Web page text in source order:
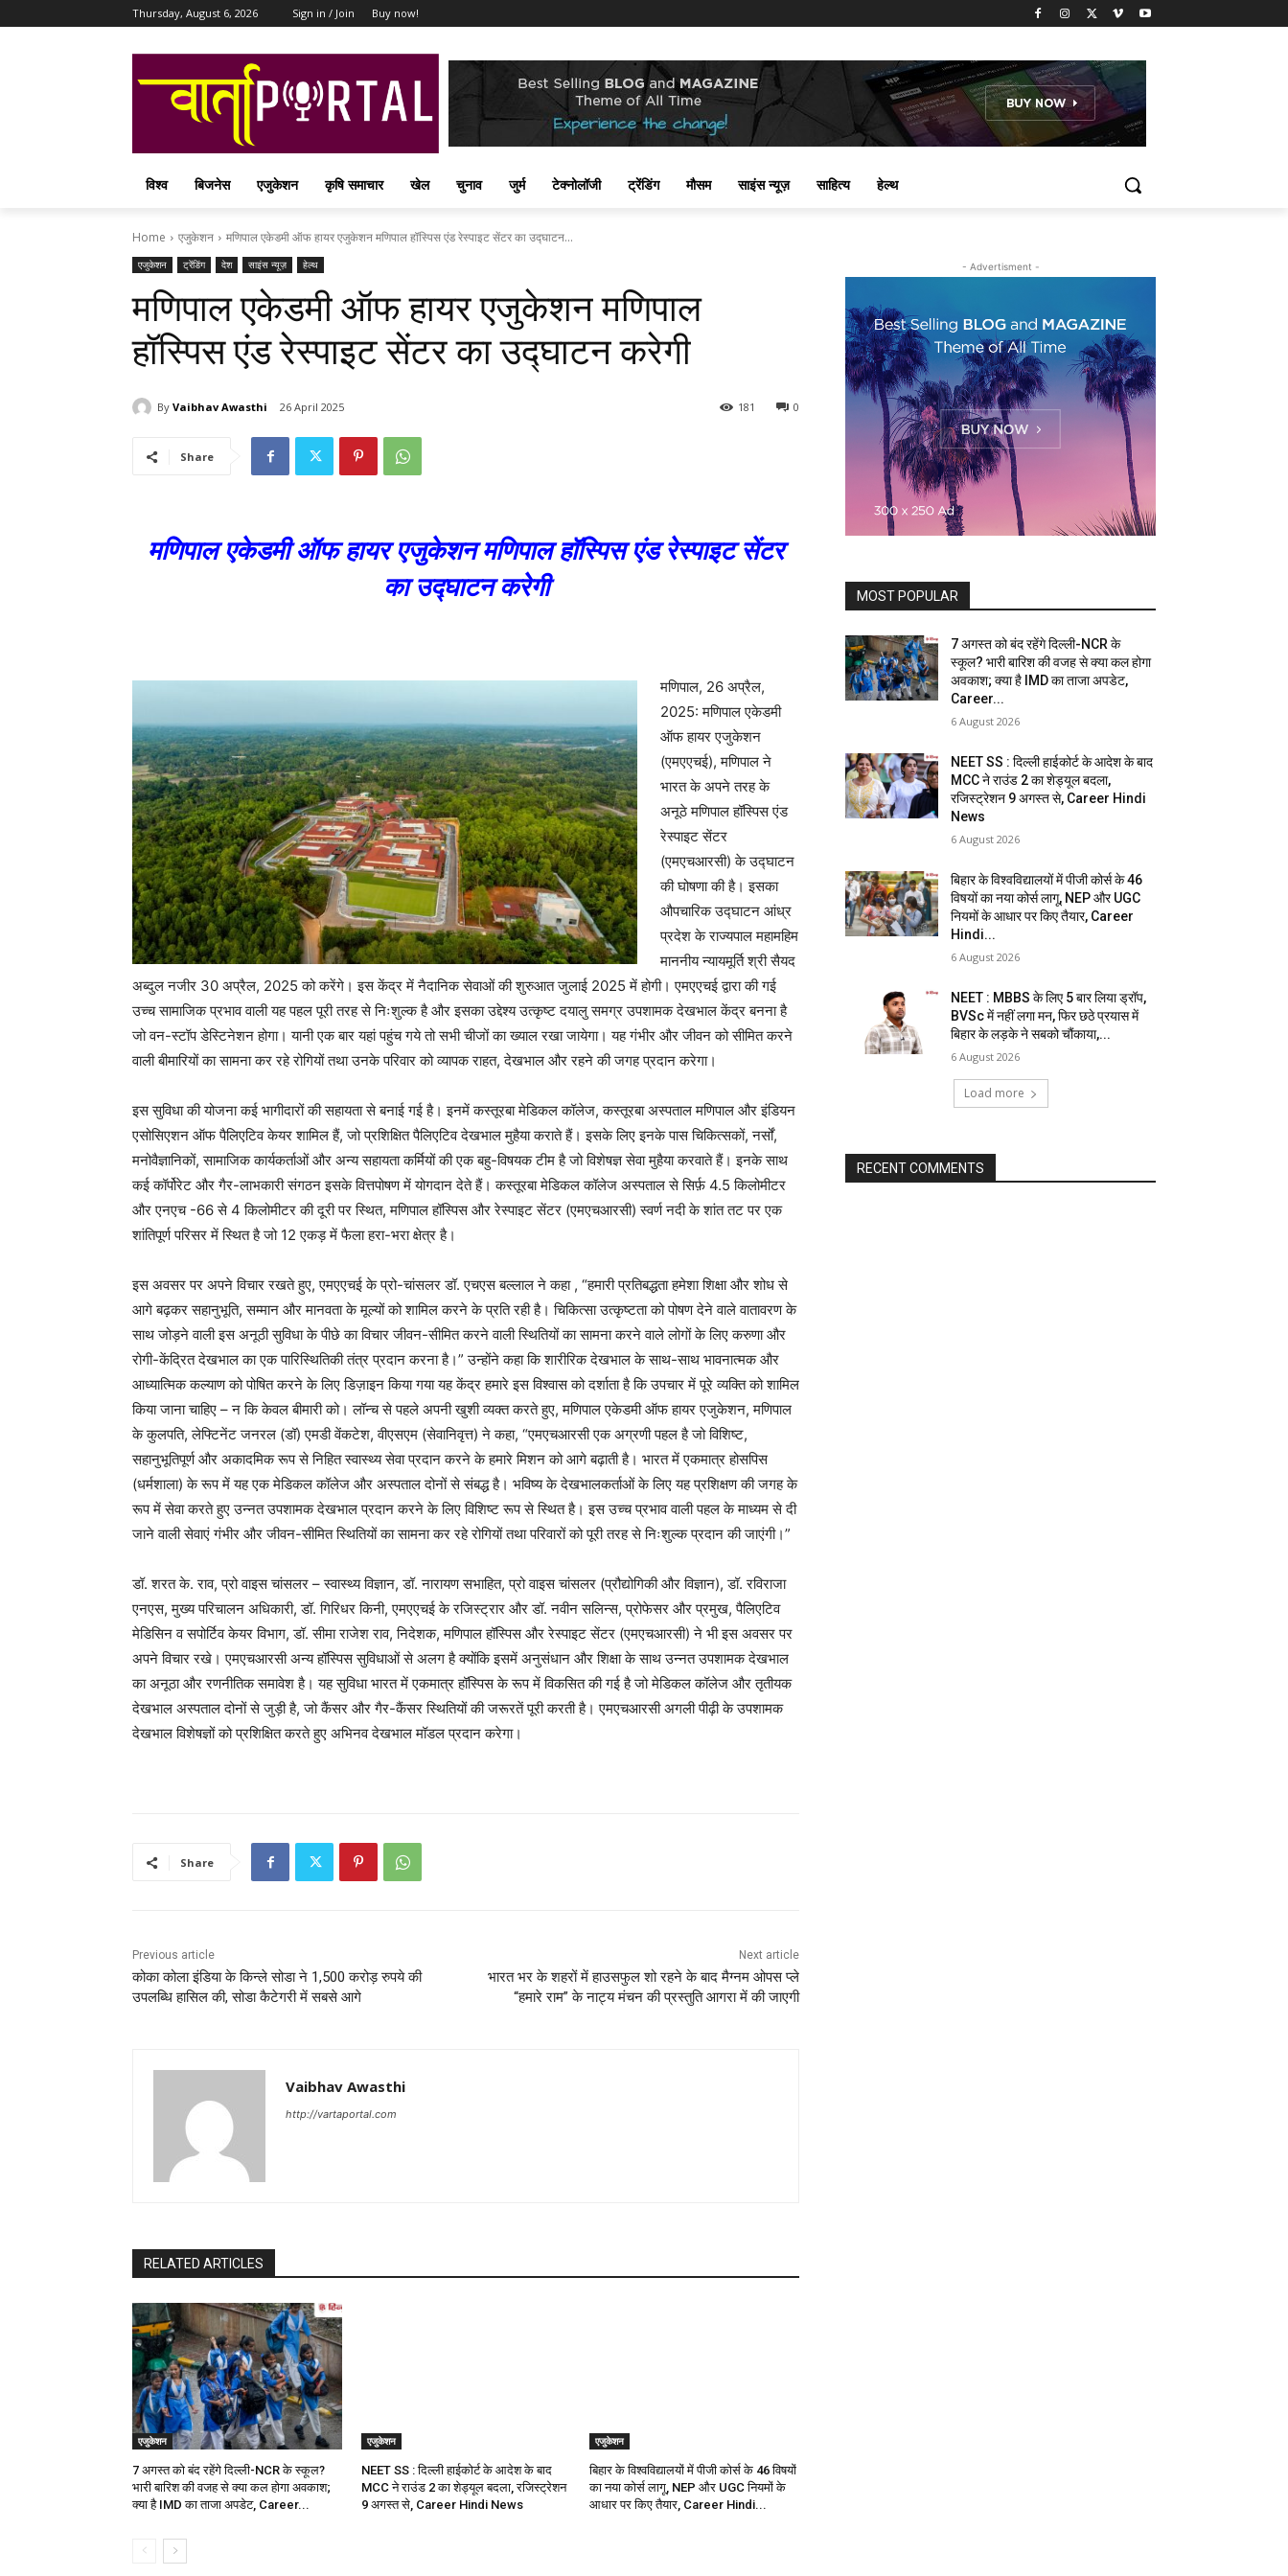
Thursday, August 6, 2026 Sign in / Join Buy now!
विश्व बिजनेस एजुकेशन कृषि समाचार खेल चुनाव जुर्म टेक्नोलॉजी ट्रेंडिंग मौसम साइंस न्यूज़ साहित्य हेल्थ
Home एजुकेशन मणिपाल एकेडमी ऑफ हायर एजुकेशन मणिपाल हॉस्पिस एंड रेस्पाइट सेंटर का उद्घाटन...
एजुकेशन ट्रेंडिंग देश साइंस न्यूज़ हेल्थ
मणिपाल एकेडमी ऑफ हायर एजुकेशन मणिपाल
हॉस्पिस एंड रेस्पाइट सेंटर का उद्घाटन करेगी
By Vaibhav Awasthi 26 April 2025 0
181
Share
मणिपाल एकेडमी ऑफ हायर एजुकेशन मणिपाल हॉस्पिस एंड रेस्पाइट सेंटर
का उद्घाटन करेगी
मणिपाल, 26 अप्रैल,
2025: मणिपाल एकेडमी
ऑफ हायर एजुकेशन
(एमएएचई), मणिपाल ने
भारत के अपने तरह के
अनूठे मणिपाल हॉस्पिस एंड
रेस्पाइट सेंटर
(एमएचआरसी) के उद्घाटन
की घोषणा की है। इसका
औपचारिक उद्घाटन आंध्र
प्रदेश के राज्यपाल महामहिम
माननीय न्यायमूर्ति श्री सैयद
अब्दुल नजीर 30 अप्रैल, 2025 को करेंगे। इस केंद्र में नैदानिक सेवाओं की शुरुआत जुलाई 2025 में होगी। एमएएचई द्वारा की गई
उच्च सामाजिक प्रभाव वाली यह पहल पूरी तरह से निःशुल्क है और इसका उद्देश्य उत्कृष्ट दयालु समग्र उपशामक देखभाल केंद्र बनना है
जो वन-स्टॉप डेस्टिनेशन होगा। यानी एक बार यहां पहुंच गये तो सभी चीजों का ख्याल रखा जायेगा। यह गंभीर और जीवन को सीमित करने
वाली बीमारियों का सामना कर रहे रोगियों तथा उनके परिवार को व्यापक राहत, देखभाल और रहने की जगह प्रदान करेगा।
इस सुविधा की योजना कई भागीदारों की सहायता से बनाई गई है। इनमें कस्तूरबा मेडिकल कॉलेज, कस्तूरबा अस्पताल मणिपाल और इंडियन
एसोसिएशन ऑफ पैलिएटिव केयर शामिल हैं, जो प्रशिक्षित पैलिएटिव देखभाल मुहैया कराते हैं। इसके लिए इनके पास चिकित्सकों, नर्सों,
मनोवैज्ञानिकों, सामाजिक कार्यकर्ताओं और अन्य सहायता कर्मियों की एक बहु-विषयक टीम है जो विशेषज्ञ सेवा मुहैया करवाते हैं। इनके साथ
कई कॉर्पोरेट और गैर-लाभकारी संगठन इसके वित्तपोषण में योगदान देते हैं। कस्तूरबा मेडिकल कॉलेज अस्पताल से सिर्फ़ 4.5 किलोमीटर
और एनएच -66 से 4 किलोमीटर की दूरी पर स्थित, मणिपाल हॉस्पिस और रेस्पाइट सेंटर (एमएचआरसी) स्वर्ण नदी के शांत तट पर एक
शांतिपूर्ण परिसर में स्थित है जो 12 एकड़ में फैला हरा-भरा क्षेत्र है।
इस अवसर पर अपने विचार रखते हुए, एमएएचई के प्रो-चांसलर डॉ. एचएस बल्लाल ने कहा , “हमारी प्रतिबद्धता हमेशा शिक्षा और शोध से
आगे बढ़कर सहानुभूति, सम्मान और मानवता के मूल्यों को शामिल करने के प्रति रही है। चिकित्सा उत्कृष्टता को पोषण देने वाले वातावरण के
साथ जोड़ने वाली इस अनूठी सुविधा के पीछे का विचार जीवन-सीमित करने वाली स्थितियों का सामना करने वाले लोगों के लिए करुणा और
रोगी-केंद्रित देखभाल का एक पारिस्थितिकी तंत्र प्रदान करना है।” उन्होंने कहा कि शारीरिक देखभाल के साथ-साथ भावनात्मक और
आध्यात्मिक कल्याण को पोषित करने के लिए डिज़ाइन किया गया यह केंद्र हमारे इस विश्वास को दर्शाता है कि उपचार में पूरे व्यक्ति को शामिल
किया जाना चाहिए – न कि केवल बीमारी को। लॉन्च से पहले अपनी खुशी व्यक्त करते हुए, मणिपाल एकेडमी ऑफ हायर एजुकेशन, मणिपाल
के कुलपति, लेफ्टिनेंट जनरल (डॉ) एमडी वेंकटेश, वीएसएम (सेवानिवृत्त) ने कहा, “एमएचआरसी एक अग्रणी पहल है जो विशिष्ट,
सहानुभूतिपूर्ण और अकादमिक रूप से निहित स्वास्थ्य सेवा प्रदान करने के हमारे मिशन को आगे बढ़ाती है। भारत में एकमात्र होसपिस
(धर्मशाला) के रूप में यह एक मेडिकल कॉलेज और अस्पताल दोनों से संबद्ध है। भविष्य के देखभालकर्ताओं के लिए यह प्रशिक्षण की जगह के
रूप में सेवा करते हुए उन्नत उपशामक देखभाल प्रदान करने के लिए विशिष्ट रूप से स्थित है। इस उच्च प्रभाव वाली पहल के माध्यम से दी
जाने वाली सेवाएं गंभीर और जीवन-सीमित स्थितियों का सामना कर रहे रोगियों तथा परिवारों को पूरी तरह से निःशुल्क प्रदान की जाएंगी।”
डॉ. शरत के. राव, प्रो वाइस चांसलर – स्वास्थ्य विज्ञान, डॉ. नारायण सभाहित, प्रो वाइस चांसलर (प्रौद्योगिकी और विज्ञान), डॉ. रविराजा
एनएस, मुख्य परिचालन अधिकारी, डॉ. गिरिधर किनी, एमएएचई के रजिस्ट्रार और डॉ. नवीन सलिन्स, प्रोफेसर और प्रमुख, पैलिएटिव
मेडिसिन व सपोर्टिव केयर विभाग, डॉ. सीमा राजेश राव, निदेशक, मणिपाल हॉस्पिस और रेस्पाइट सेंटर (एमएचआरसी) ने भी इस अवसर पर
अपने विचार रखे। एमएचआरसी अन्य हॉस्पिस सुविधाओं से अलग है क्योंकि इसमें अनुसंधान और शिक्षा के साथ उन्नत उपशामक देखभाल
का अनूठा और रणनीतिक समावेश है। यह सुविधा भारत में एकमात्र हॉस्पिस के रूप में विकसित की गई है जो मेडिकल कॉलेज और तृतीयक
देखभाल अस्पताल दोनों से जुड़ी है, जो कैंसर और गैर-कैंसर स्थितियों की जरूरतें पूरी करती है। एमएचआरसी अगली पीढ़ी के उपशामक
देखभाल विशेषज्ञों को प्रशिक्षित करते हुए अभिनव देखभाल मॉडल प्रदान करेगा।
Share
Previous article
कोका कोला इंडिया के किन्ले सोडा ने 1,500 करोड़ रुपये की
उपलब्धि हासिल की, सोडा कैटेगरी में सबसे आगे
Next article
भारत भर के शहरों में हाउसफुल शो रहने के बाद मैग्नम ओपस प्ले
“हमारे राम” के नाट्य मंचन की प्रस्तुति आगरा में की जाएगी
Vaibhav Awasthi
http://vartaportal.com
RELATED ARTICLES
एजुकेशन
7 अगस्त को बंद रहेंगे दिल्ली-NCR के स्कूल?
भारी बारिश की वजह से क्या कल होगा अवकाश;
क्या है IMD का ताजा अपडेट, Career...
एजुकेशन
NEET SS : दिल्ली हाईकोर्ट के आदेश के बाद
MCC ने राउंड 2 का शेड्यूल बदला, रजिस्ट्रेशन
9 अगस्त से, Career Hindi News
एजुकेशन
बिहार के विश्वविद्यालयों में पीजी कोर्स के 46 विषयों
का नया कोर्स लागू, NEP और UGC नियमों के
आधार पर किए तैयार, Career Hindi...
- Advertisment -
MOST POPULAR
7 अगस्त को बंद रहेंगे दिल्ली-NCR के
स्कूल? भारी बारिश की वजह से क्या कल होगा
अवकाश; क्या है IMD का ताजा अपडेट,
Career...
6 August 2026
NEET SS : दिल्ली हाईकोर्ट के आदेश के बाद
MCC ने राउंड 2 का शेड्यूल बदला,
रजिस्ट्रेशन 9 अगस्त से, Career Hindi
News
6 August 2026
बिहार के विश्वविद्यालयों में पीजी कोर्स के 46
विषयों का नया कोर्स लागू, NEP और UGC
नियमों के आधार पर किए तैयार, Career
Hindi...
6 August 2026
NEET : MBBS के लिए 5 बार लिया ड्रॉप,
BVSc में नहीं लगा मन, फिर छठे प्रयास में
बिहार के लड़के ने सबको चौंकाया,...
6 August 2026
Load more
RECENT COMMENTS